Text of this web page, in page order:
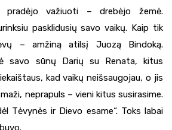
pradėjo važiuoti – drebėjo žemė.
pasklidusių savo vaikų. Kaip tik
– amžiną atilsį Juozą Bindoką.
savo sūnų Darių su Renata, kitus
kad vaikų neišsaugojau, o jis
neprapuls – vieni kitus susirasime.
Tėvynės ir Dievo esame“. Toks labai